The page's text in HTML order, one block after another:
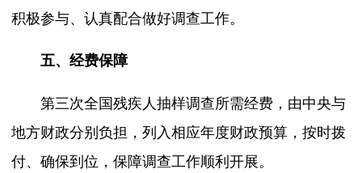
积极参与、认真配合做好调查工作。
五、经费保障
第三次全国残疾人抽样调查所需经费，由中央与
地方财政分别负担，列入相应年度财政预算，按时拨
付、确保到位，保障调查工作顺利开展。